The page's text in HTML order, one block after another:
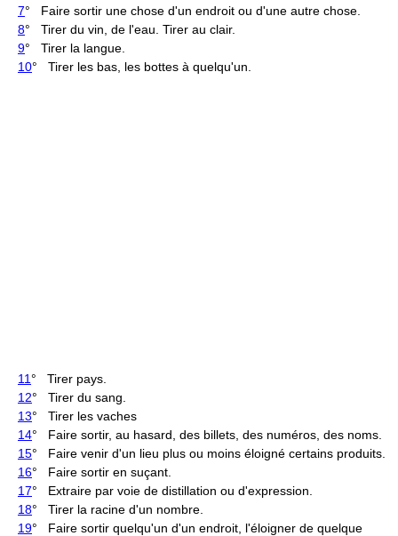
7° Faire sortir une chose d'un endroit ou d'une autre chose.
8° Tirer du vin, de l'eau. Tirer au clair.
9° Tirer la langue.
10° Tirer les bas, les bottes à quelqu'un.
11 ° Tirer pays.
12° Tirer du sang.
13° Tirer les vaches
14° Faire sortir, au hasard, des billets, des numéros, des noms.
15° Faire venir d'un lieu plus ou moins éloigné certains produits.
16° Faire sortir en suçant.
17° Extraire par voie de distillation ou d'expression.
18° Tirer la racine d'un nombre.
19° Faire sortir quelqu'un d'un endroit, l'éloigner de quelque